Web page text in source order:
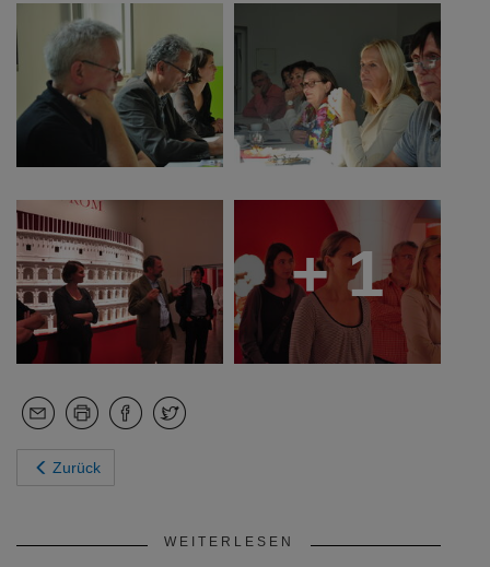
+ 1
Zurück
WEITERLESEN